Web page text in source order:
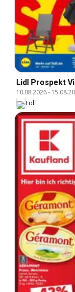
Lidl Prospekt
10.08.2026-
Lidl